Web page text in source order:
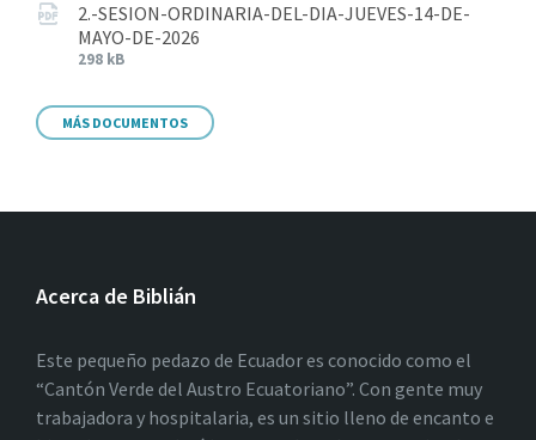
2.-SESION-ORDINARIA-DEL-DIA-JUEVES-14-DE-
MAYO-DE-2026
298 kB
MÁS DOCUMENTOS
Acerca de Biblián
Este pequeño pedazo de Ecuador es conocido como el
“Cantón Verde del Austro Ecuatoriano”. Con gente muy
trabajadora y hospitalaria, es un sitio lleno de encanto e